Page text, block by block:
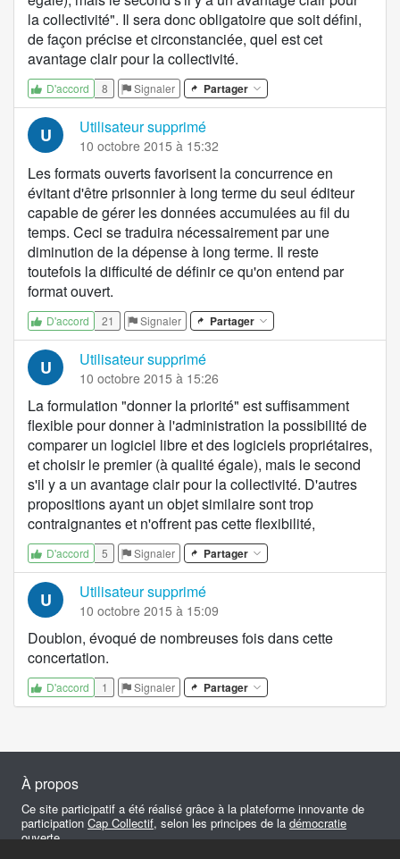
la collectivité". Il sera donc obligatoire que soit défini,
de façon précise et circonstanciée, quel est cet
avantage clair pour la collectivité.
D'accord 8 Signaler Partager
U Utilisateur supprimé
10 octobre 2015 à 15:32
Les formats ouverts favorisent la concurrence en
évitant d'être prisonnier à long terme du seul éditeur
capable de gérer les données accumulées au fil du
temps. Ceci se traduira nécessairement par une
diminution de la dépense à long terme. Il reste
toutefois la difficulté de définir ce qu'on entend par
format ouvert.
D'accord 21 Signaler Partager
U Utilisateur supprimé
10 octobre 2015 à 15:26
La formulation "donner la priorité" est suffisamment
flexible pour donner à l'administration la possibilité de
comparer un logiciel libre et des logiciels propriétaires,
et choisir le premier (à qualité égale), mais le second
s'il y a un avantage clair pour la collectivité. D'autres
propositions ayant un objet similaire sont trop
contraignantes et n'offrent pas cette flexibilité,
D'accord 5 Signaler Partager
U Utilisateur supprimé
10 octobre 2015 à 15:09
Doublon, évoqué de nombreuses fois dans cette
concertation.
D'accord 1 Signaler Partager
À propos
Ce site participatif a été réalisé grâce à la plateforme innovante de
participation Cap Collectif, selon les principes de la démocratie
ouverte.